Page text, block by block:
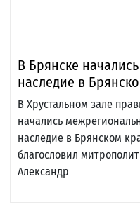
В Брянске
наследие в
В Хрустальном зале
начались
наследие в Брянском
благословил
Александр